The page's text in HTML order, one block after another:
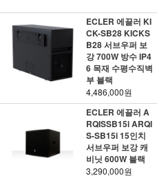
ECLER 에끌러 KI
CK-SB28 KICKS
B28 서브우퍼 보
강 700W 방수 IP4
6 목재 수평수직벽
부 블랙
4,486,000원
ECLER 에끌러 A
RQISSB15i ARQI
S-SB15i 15인치
서브우퍼 보강 캐
비닛 600W 블랙
3,290,000원